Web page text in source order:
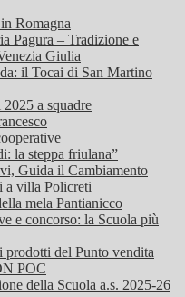
Romagna
Pagura – Tradizione e
Giulia
il Tocai di San Martino
a squadre
la steppa friulana”
Guida il Cambiamento
a villa Policreti
mela Pantianicco
e concorso: la Scuola più
prodotti del Punto vendita
POC
della Scuola a.s. 2025-26